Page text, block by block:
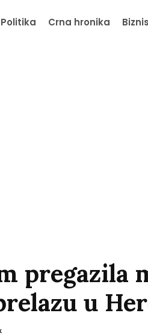
Politika Crna hronika Biznis
pregazila
u